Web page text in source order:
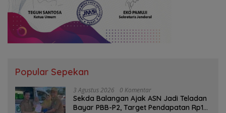
Popular Sepekan
3 Agustus 2026 0 Komentar
Sekda Balangan Ajak ASN Jadi Teladan
Bayar PBB-P2, Target Pendapatan Rp1